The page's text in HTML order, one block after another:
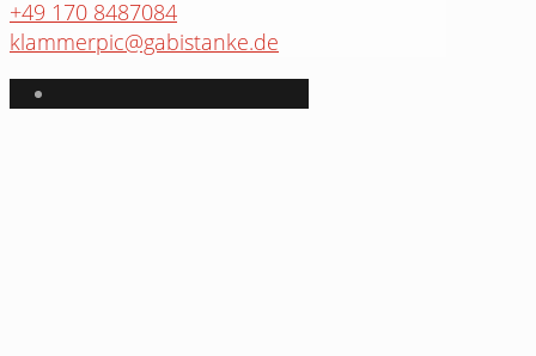
+49 170 8487084
klammerpic@gabistanke.de